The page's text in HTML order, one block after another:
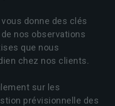
donne des clés
nos observations
que nous
chez nos clients.
sur les
prévisionnelle des